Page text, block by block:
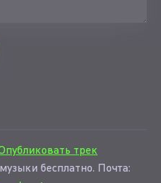
трек
бесплатно. Почта: